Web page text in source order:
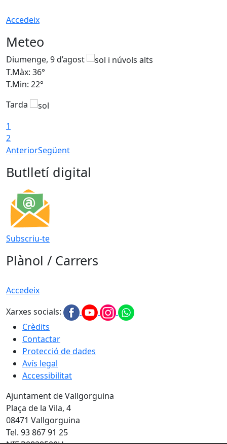
Accedeix
Meteo
Diumenge, 9 d’agost
T.Màx: 36°
T.Min: 22°
Tarda
1
2
AnteriorSegüent
Butlletí digital
Subscriu-te
Plànol / Carrers
Accedeix
Xarxes socials:
Crèdits
Contactar
Protecció de dades
Avís legal
Accessibilitat
Ajuntament de Vallgorguina
Plaça de la Vila, 4
08471 Vallgorguina
Tel. 93 867 91 25